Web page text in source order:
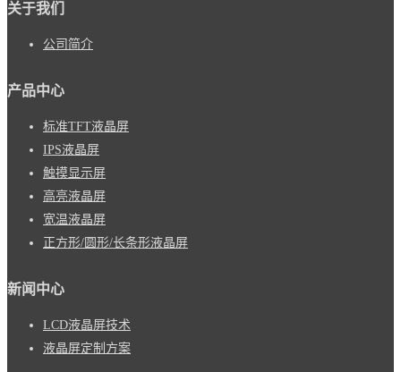
关于我们
公司简介
产品中心
标准TFT液晶屏
IPS液晶屏
触摸显示屏
高亮液晶屏
宽温液晶屏
正方形/圆形/长条形液晶屏
新闻中心
LCD液晶屏技术
液晶屏定制方案